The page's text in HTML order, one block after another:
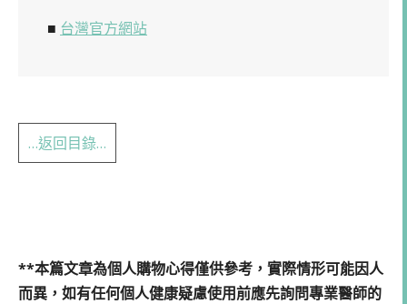
■ 台灣官方網站
…返回目錄…
**本篇文章為個人購物心得僅供參考，實際情形可能因人
而異，如有任何個人健康疑慮使用前應先詢問專業醫師的